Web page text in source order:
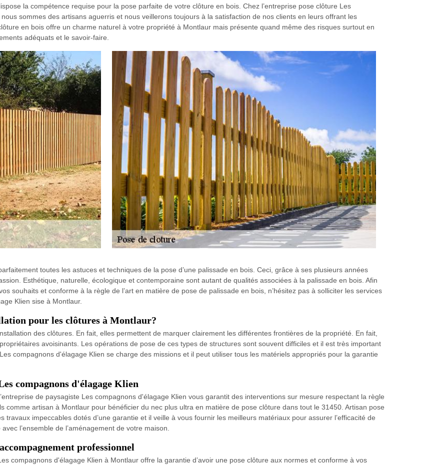
la compétence requise pour la pose parfaite de votre clôture en bois. Chez l’entreprise pose clôture Les
sommes des artisans aguerris et nous veillerons toujours à la satisfaction de nos clients en leurs offrant les
en bois offre un charme naturel à votre propriété à Montlaur mais présente quand même des risques surtout en
adéquats et le savoir-faire.
toutes les astuces et techniques de la pose d’une palissade en bois. Ceci, grâce à ses plusieurs années
Esthétique, naturelle, écologique et contemporaine sont autant de qualités associées à la palissade en bois. Afin
souhaits et conforme à la règle de l’art en matière de pose de palissade en bois, n’hésitez pas à solliciter les services
Klien sise à Montlaur.
pour les clôtures à Montlaur?
des clôtures. En fait, elles permettent de marquer clairement les différentes frontières de la propriété. En fait,
avoisinants. Les opérations de pose de ces types de structures sont souvent difficiles et il est très important
compagnons d'élagage Klien se charge des missions et il peut utiliser tous les matériels appropriés pour la garantie
compagnons d'élagage Klien
de paysagiste Les compagnons d'élagage Klien vous garantit des interventions sur mesure respectant la règle
comme artisan à Montlaur pour bénéficier du nec plus ultra en matière de pose clôture dans tout le 31450. Artisan pose
travaux impeccables dotés d’une garantie et il veille à vous fournir les meilleurs matériaux pour assurer l’efficacité de
l’ensemble de l’aménagement de votre maison.
professionnel
compagnons d'élagage Klien à Montlaur offre la garantie d’avoir une pose clôture aux normes et conforme à vos